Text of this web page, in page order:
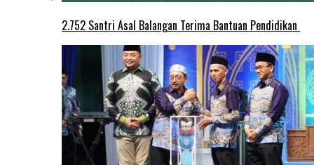
2.752 Santri Asal Balangan Terima Bantuan Pendidikan